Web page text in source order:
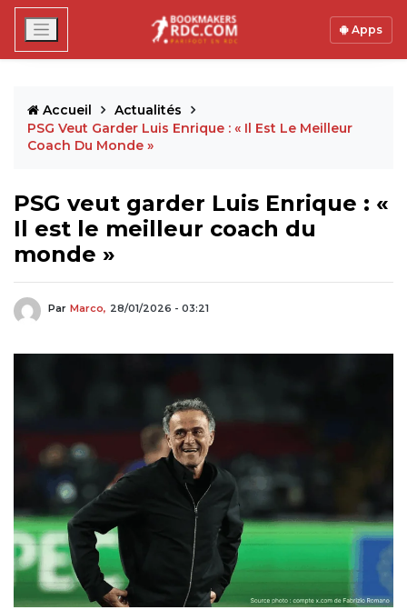
Apps
Accueil
Actualités
PSG Veut Garder Luis Enrique : « Il Est Le Meilleur
Coach Du Monde »
PSG veut garder Luis Enrique : «
Il est le meilleur coach du
monde »
Par Marco, 28/01/2026 - 03:21